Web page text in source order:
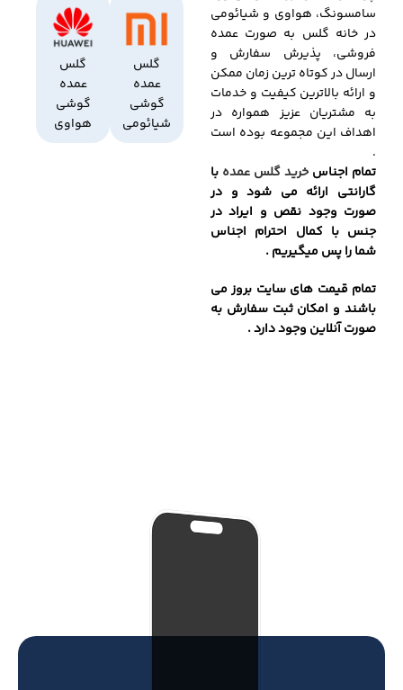
سامسونگ، هواوی و شیائومی
در خانه گلس به صورت عمده
فروشی، پذیرش سفارش و
ارسال در کوتاه ترین زمان ممکن
و ارائه بالاترین کیفیت و خدمات
به مشتریان عزیز همواره در
اهداف این مجموعه بوده است
.
تمام اجناسخرید گلس عمده با
گارانتی ارائه می شود و در
صورت وجود نقص و ایراد در
جنس با کمال احترام اجناس
شما را پس میگیریم .
تمام قیمت های سایت بروز می
باشند و امکان ثبت سفارش به
صورت آنلاین وجود دارد .
گلس
عمده
گوشی
شیائومی
گلس
عمده
گوشی
هواوی